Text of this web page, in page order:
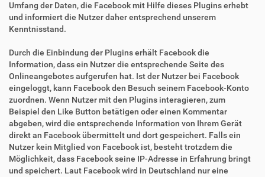
Umfang der Daten, die Facebook mit Hilfe dieses Plugins erhebt
und informiert die Nutzer daher entsprechend unserem
Kenntnisstand.
Durch die Einbindung der Plugins erhält Facebook die
Information, dass ein Nutzer die entsprechende Seite des
Onlineangebotes aufgerufen hat. Ist der Nutzer bei Facebook
eingeloggt, kann Facebook den Besuch seinem Facebook-Konto
zuordnen. Wenn Nutzer mit den Plugins interagieren, zum
Beispiel den Like Button betätigen oder einen Kommentar
abgeben, wird die entsprechende Information von Ihrem Gerät
direkt an Facebook übermittelt und dort gespeichert. Falls ein
Nutzer kein Mitglied von Facebook ist, besteht trotzdem die
Möglichkeit, dass Facebook seine IP-Adresse in Erfahrung bringt
und speichert. Laut Facebook wird in Deutschland nur eine